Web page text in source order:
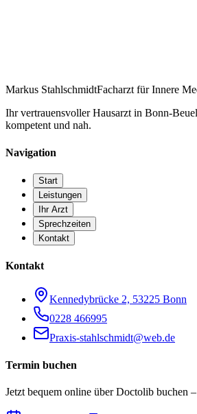
Markus StahlschmidtFacharzt für Innere
Ihr vertrauensvoller Hausarzt in Bonn-
kompetent und nah.
Navigation
Start
Leistungen
Ihr Arzt
Sprechzeiten
Kontakt
Kontakt
Kennedybrücke 2, 53225 Bonn
0228 466995
Praxis-stahlschmidt@web.de
Termin buchen
Jetzt bequem online über Doctolib buchen